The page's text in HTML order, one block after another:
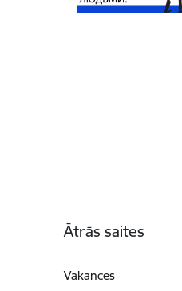
Ātrās saites
Vakances